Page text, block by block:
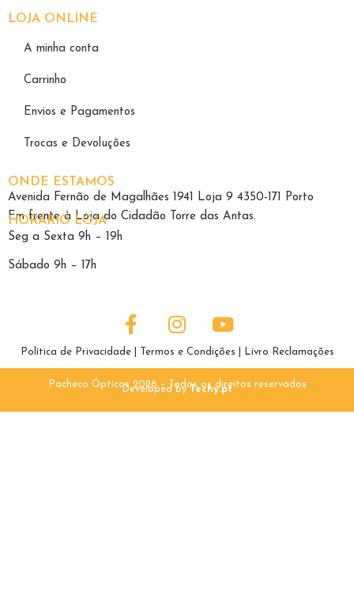
LOJA ONLINE
A minha conta
Carrinho
Envios e Pagamentos
Trocas e Devoluções
ONDE ESTAMOS
Avenida Fernão de Magalhães 1941 Loja 9 4350-171 Porto
Em frente à Loja do Cidadão Torre das Antas.
HORÁRIO LOJA
Seg a Sexta 9h – 19h
Sábado 9h – 17h
Política de Privacidade Termos e Condições Livro Reclamações
Pacheco Ópticas 2026 – Todos os direitos reservados
Developed byTechy.pt